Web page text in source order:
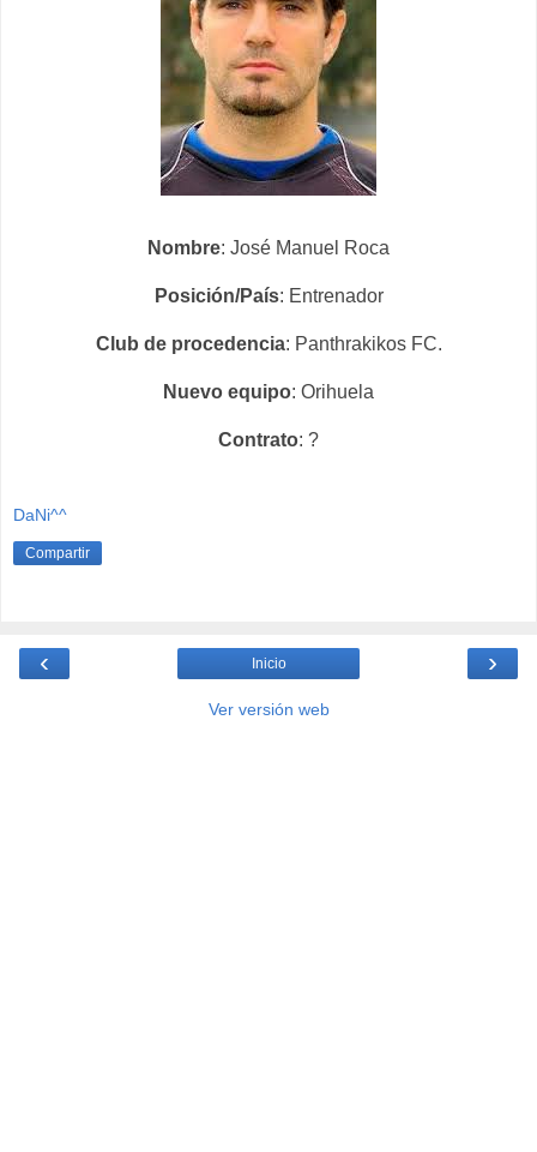
Nombre: José Manuel Roca
Posición/País: Entrenador
Club de procedencia: Panthrakikos FC.
Nuevo equipo: Orihuela
Contrato: ?
DaNi^^
Compartir
‹ ›
Inicio
Ver versión web